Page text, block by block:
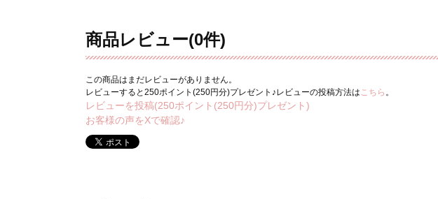
商品レビュー(0件)
この商品はまだレビューがありません。
レビューすると250ポイント(250円分)プレゼント♪レビューの投稿方法は こちら 。
レビューを投稿(250ポイント(250円分)プレゼント)
お客様の声をXで確認♪